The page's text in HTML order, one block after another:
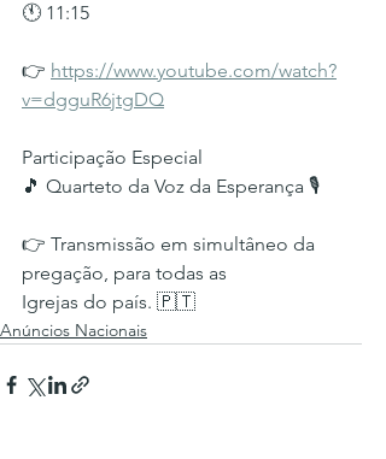
🕚 11:15
👉 https://www.youtube.com/watch?
v=dgguR6jtgDQ
Participação Especial
🎵 Quarteto da Voz da Esperança 🎙
👉 Transmissão em simultâneo da
pregação, para todas as
Igrejas do país. 🇵🇹
Anúncios Nacionais